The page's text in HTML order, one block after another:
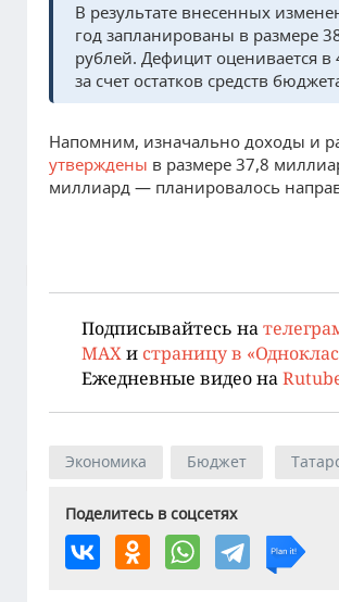
В результате внесенных
год запланированы в размере
рублей. Дефицит оценивается
за счет остатков средств
Напомним, изначально доходы и
утверждены в размере 37,8
миллиард — планировалось
Подписывайтесь на
MAXи страницу в
Ежедневные видео на
Экономика Бюджет
Поделитесь в соцсетях